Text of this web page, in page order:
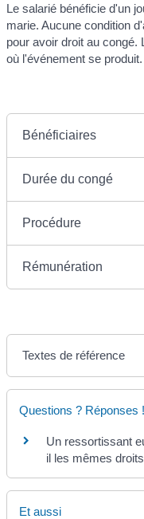
Le salarié bénéficie d'un
marie. Aucune condition
pour avoir droit au congé.
où l'événement se
Bénéficiaires
Durée du congé
Procédure
Rémunération
Textes de référence
Questions ? Réponses !
Un ressortissant
il les mêmes
Et aussi